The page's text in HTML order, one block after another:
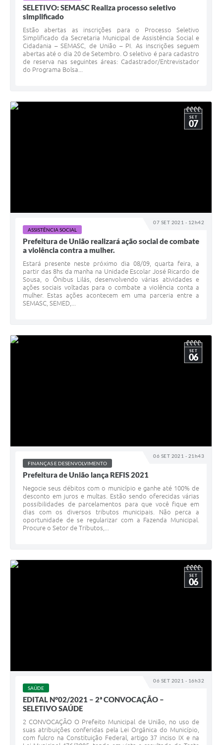
SELETIVO: SEMASC Realiza processo seletivo
simplificado
Estão abertas as inscrições para o Processo Seletivo
Simplificado da Secretaria Municipal de Assistência Social e
Cidadania – SEMASC, de União – PI. As inscrições seguem
abertas até o dia 20 de Setembro. O seletivo é para cadastro
de reserva nas seguintes áreas: Cadastrador/Entrevistador
do Programa Bolsa...
07 SET 2021 - 12h42
SET
07
ASSISTÊNCIA SOCIAL
Prefeitura de União realizará ação social de combate
a violência contra a mulher.
Estará presente neste próximo dia 08/09, quarta feira, a
partir das 8hs da manha na Unidade Escolar José Ricardo de
Sousa, o Ônibus Lilás, desenvolvendo várias atividades e
ações sociais voltadas para o combate a violência conta a
mulher. Estas ações acontecem em uma parceria entre a
SEMASC, SEMED,...
06 SET 2021 - 21h43
SET
06
FINANÇAS E DESENVOLVIMENTO
Prefeitura de União lança REFIS 2021
Negocie seus débitos com o município e ganhe até 100% de
desconto em juros e multas. Estão sendo oferecidas várias
possibilidades de parcelamentos para que você fique em
dias com os diversos tributos municipais. Não perca a
oportunidade de se regularizar com a Fazenda Municipal.
Procure o Setor de Tributos,...
06 SET 2021 - 16h32
SET
06
SAÚDE
EDITAL N°02/2021 – 2ª CONVOCAÇÃO –
SELETIVO SAÚDE
2 CONVOCAÇÃO O Prefeito Municipal de União, no uso de
suas atribuições conferidas pela Lei Orgânica do Município,
com fulcro na Constituição Federal, artigo 37 inciso IX e na